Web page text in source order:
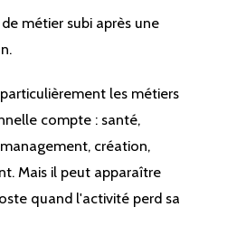
métier subi après une
les métiers
compte : santé,
création,
Mais il peut apparaître
quand l'activité perd sa